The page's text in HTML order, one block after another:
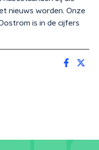
nieuws worden. Onze
is in de cijfers